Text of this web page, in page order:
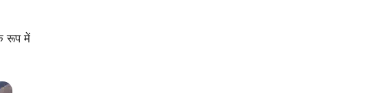
रूप में